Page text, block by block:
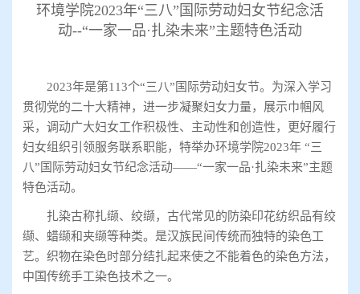
环境学院2023年“三八”国际劳动妇女节纪念活
动--“一家一品·扎染未来”主题特色活动
2023年是第113个“三八”国际劳动妇女节。为深入学习
贯彻党的二十大精神，进一步凝聚妇女力量，展示巾帼风
采，调动广大妇女工作积极性、主动性和创造性，更好履行
妇女组织引领服务联系职能，特举办环境学院2023年 “三
八”国际劳动妇女节纪念活动——“一家一品·扎染未来”主题
特色活动。
扎染古称扎缬、绞缬，古代常见的防染印花纺织品有绞
缬、蜡缬和夹缬等种类。是汉族民间传统而独特的染色工
艺。织物在染色时部分结扎起来使之不能着色的染色方法，
中国传统手工染色技术之一。